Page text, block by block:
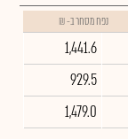
נפח מסחר ב- ₪
1,441.6
929.5
1,479.0